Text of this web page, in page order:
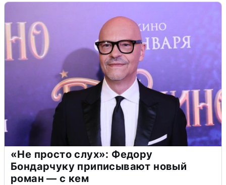
«Не просто слух»: Федору
Бондарчуку приписывают новый
роман — с кем